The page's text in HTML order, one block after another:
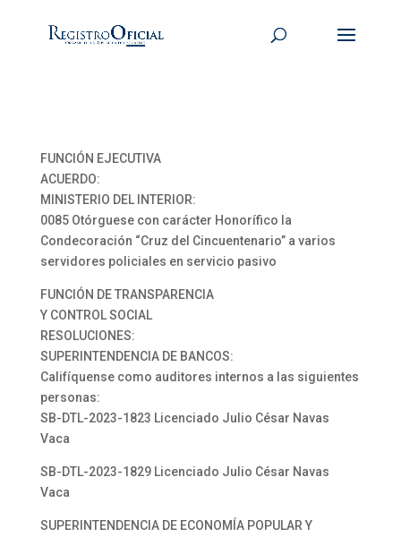
FUNCIÓN EJECUTIVA
ACUERDO:
MINISTERIO DEL INTERIOR:
0085 Otórguese con carácter Honorífico la
Condecoración “Cruz del Cincuentenario” a varios
servidores policiales en servicio pasivo
FUNCIÓN DE TRANSPARENCIA
Y CONTROL SOCIAL
RESOLUCIONES:
SUPERINTENDENCIA DE BANCOS:
Califíquense como auditores internos a las siguientes
personas:
SB-DTL-2023-1823 Licenciado Julio César Navas
Vaca
SB-DTL-2023-1829 Licenciado Julio César Navas
Vaca
SUPERINTENDENCIA DE ECONOMÍA POPULAR Y